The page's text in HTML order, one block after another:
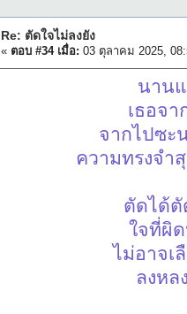
Re: ตัดใจไม่ลงยัง
« ตอบ #34 เมื่อ: 03 ตุลาคม 2025,
นาน
เธอจ
จากไปซะ
ความทรงจำ
ตัดได้ตั
ใจที่ผิ
ไม่อาจเ
ลงหล